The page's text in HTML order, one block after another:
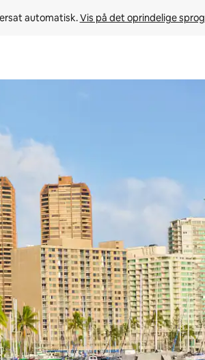
automatisk. Vis på det oprindelige sprog
eller se mere ved at trykke eller stryge.